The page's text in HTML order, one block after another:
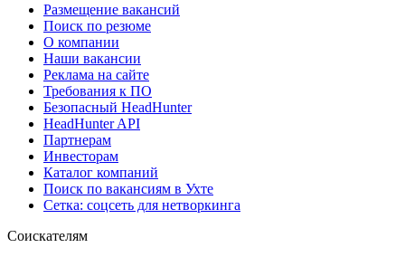
Размещение вакансий
Поиск по резюме
О компании
Наши вакансии
Реклама на сайте
Требования к ПО
Безопасный HeadHunter
HeadHunter API
Партнерам
Инвесторам
Каталог компаний
Поиск по вакансиям в Ухте
Сетка: соцсеть для нетворкинга
Соискателям